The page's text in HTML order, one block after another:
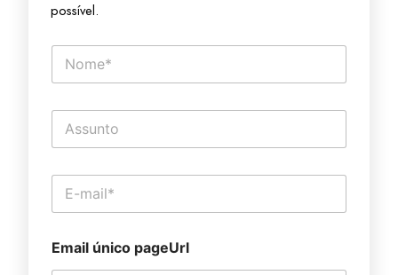
possível.
N
m
T
x
e
i
n
E
m
i
l
Email único pageUrl